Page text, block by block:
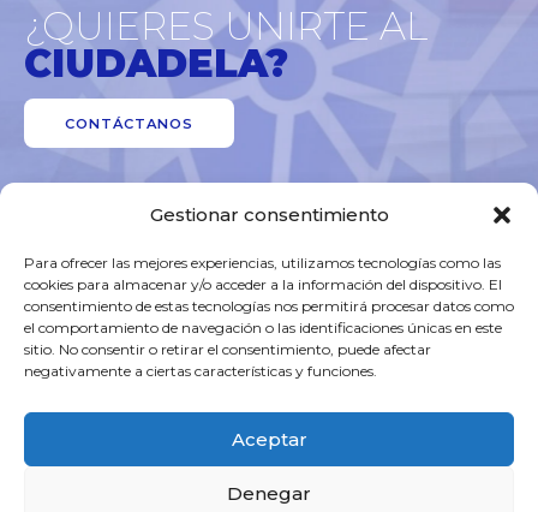
Gestionar consentimiento
Para ofrecer las mejores experiencias, utilizamos tecnologías como las
cookies para almacenar y/o acceder a la información del dispositivo. El
consentimiento de estas tecnologías nos permitirá procesar datos como
el comportamiento de navegación o las identificaciones únicas en este
sitio. No consentir o retirar el consentimiento, puede afectar
negativamente a ciertas características y funciones.
Aceptar
Denegar
¿QUIERES UNIRTE AL
CIUDADELA?
CONTÁCTANOS
Aviso Legal
Política de cookies